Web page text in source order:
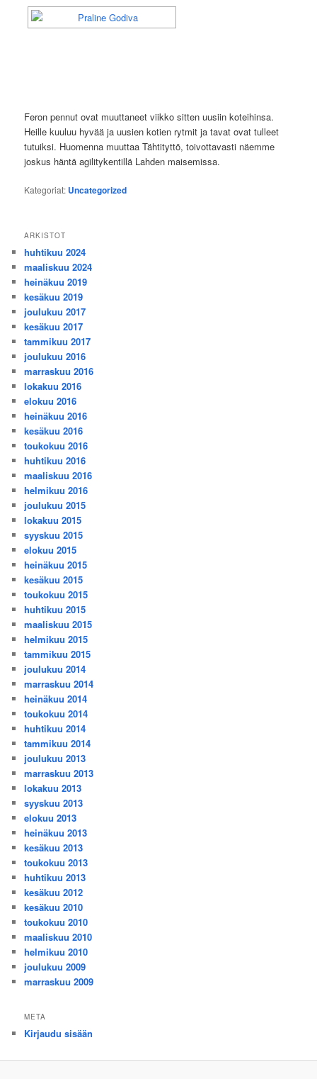
Feron pennut ovat muuttaneet viikko sitten uusiin koteihinsa.
Heille kuuluu hyvää ja uusien kotien rytmit ja tavat ovat tulleet
tutuiksi. Huomenna muuttaa Tähtityttö, toivottavasti näemme
joskus häntä agilitykentillä Lahden maisemissa.
Kategoriat: Uncategorized
ARKISTOT
huhtikuu 2024
maaliskuu 2024
heinäkuu 2019
kesäkuu 2019
joulukuu 2017
kesäkuu 2017
tammikuu 2017
joulukuu 2016
marraskuu 2016
lokakuu 2016
elokuu 2016
heinäkuu 2016
kesäkuu 2016
toukokuu 2016
huhtikuu 2016
maaliskuu 2016
helmikuu 2016
joulukuu 2015
lokakuu 2015
syyskuu 2015
elokuu 2015
heinäkuu 2015
kesäkuu 2015
toukokuu 2015
huhtikuu 2015
maaliskuu 2015
helmikuu 2015
tammikuu 2015
joulukuu 2014
marraskuu 2014
heinäkuu 2014
toukokuu 2014
huhtikuu 2014
tammikuu 2014
joulukuu 2013
marraskuu 2013
lokakuu 2013
syyskuu 2013
elokuu 2013
heinäkuu 2013
kesäkuu 2013
toukokuu 2013
huhtikuu 2013
kesäkuu 2012
kesäkuu 2010
toukokuu 2010
maaliskuu 2010
helmikuu 2010
joulukuu 2009
marraskuu 2009
META
Kirjaudu sisään